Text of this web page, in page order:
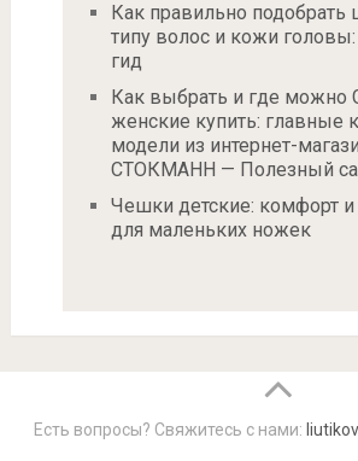
Как правильно подобрать
типу волос и кожи
гид
Как выбрать и где можно
женские купить: главные
модели из интернет-
СТОКМАНН — Полезный
Чешки детские: комфорт
для маленьких ножек
Есть вопросы? Свяжитесь с нами: